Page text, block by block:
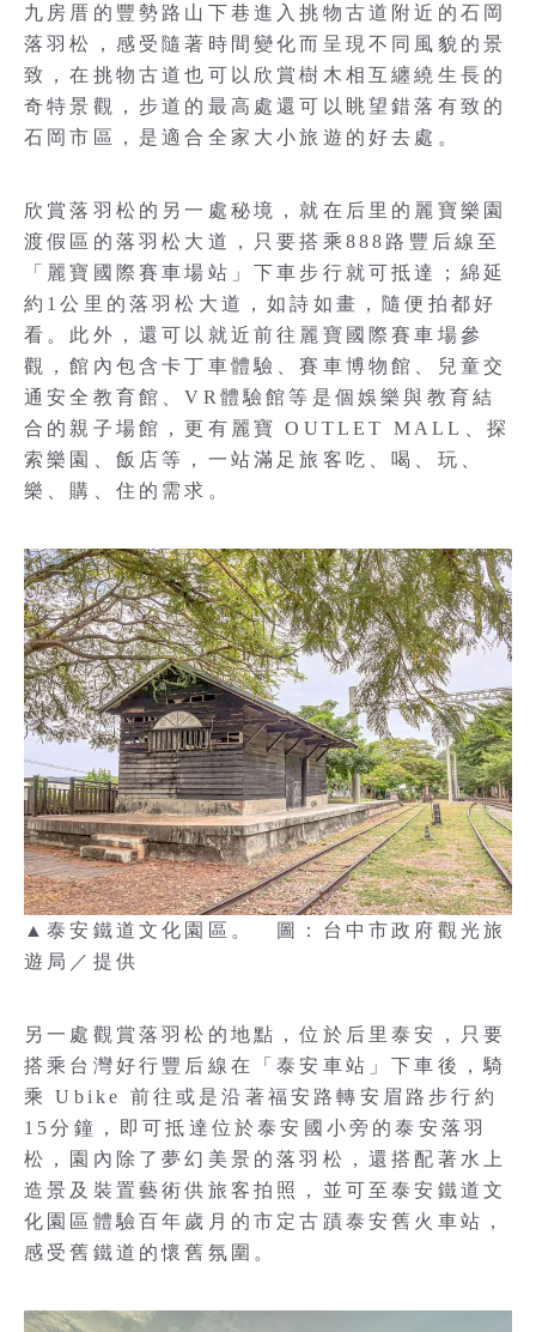
九房厝的豐勢路山下巷進入挑物古道附近的石岡
落羽松，感受隨著時間變化而呈現不同風貌的景
致，在挑物古道也可以欣賞樹木相互纏繞生長的
奇特景觀，步道的最高處還可以眺望錯落有致的
石岡市區，是適合全家大小旅遊的好去處。
欣賞落羽松的另一處秘境，就在后里的麗寶樂園
渡假區的落羽松大道，只要搭乘888路豐后線至
「麗寶國際賽車場站」下車步行就可抵達；綿延
約1公里的落羽松大道，如詩如畫，隨便拍都好
看。此外，還可以就近前往麗寶國際賽車場參
觀，館內包含卡丁車體驗、賽車博物館、兒童交
通安全教育館、VR體驗館等是個娛樂與教育結
合的親子場館，更有麗寶 OUTLET MALL、探
索樂園、飯店等，一站滿足旅客吃、喝、玩、
樂、購、住的需求。
▲泰安鐵道文化園區。 圖：台中市政府觀光旅
遊局／提供
另一處觀賞落羽松的地點，位於后里泰安，只要
搭乘台灣好行豐后線在「泰安車站」下車後，騎
乘 Ubike 前往或是沿著福安路轉安眉路步行約
15分鐘，即可抵達位於泰安國小旁的泰安落羽
松，園內除了夢幻美景的落羽松，還搭配著水上
造景及裝置藝術供旅客拍照，並可至泰安鐵道文
化園區體驗百年歲月的市定古蹟泰安舊火車站，
感受舊鐵道的懷舊氛圍。